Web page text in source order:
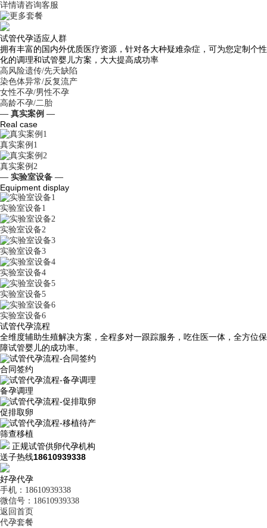
详情请咨询客服
试管代孕适应人群
拥有丰富的国内外优质医疗资源，针对各大种疑难杂症，可为您定制个性
化的调理和试管婴儿方案，大大提高成功率
高风险遗传/先天缺陷
染色体异常/反复流产
女性不孕/男性不孕
高龄不孕/二胎
— 真实案例 —
Real case
真实案例1
真实案例2
— 实验室设备 —
Equipment display
实验室设备1
实验室设备2
实验室设备3
实验室设备4
实验室设备5
实验室设备6
试管代孕流程
全维度辅助生殖解决方案，全程多对一跟踪服务，吃住医一体，全方位保
障试管婴儿的成功率。
合同签约
备孕调理
促排取卵
筛查移植
正规试管供卵代孕机构
送子热线18610939338
好孕代孕
手机：18610939338
微信号：18610939338
返回首页
代孕套餐